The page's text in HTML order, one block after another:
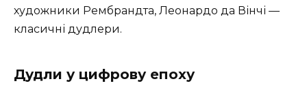
художники Рембрандта, Леонардо да Вінчі —
класичні дудлери.
Дудли у цифрову епоху